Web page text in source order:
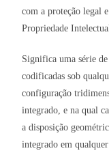
com a proteção legal
Propriedade Intelectual.
Significa uma série
codificadas sob
configuração
integrado, e na qual
a disposição
integrado em